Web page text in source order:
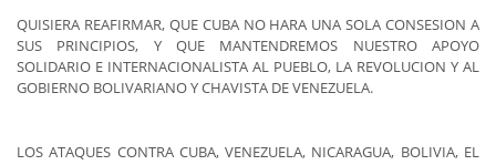
QUISIERA REAFIRMAR, QUE CUBA NO HARA UNA SOLA CONSESION A
SUS PRINCIPIOS, Y QUE MANTENDREMOS NUESTRO APOYO
SOLIDARIO E INTERNACIONALISTA AL PUEBLO, LA REVOLUCION Y AL
GOBIERNO BOLIVARIANO Y CHAVISTA DE VENEZUELA.
LOS ATAQUES CONTRA CUBA, VENEZUELA, NICARAGUA, BOLIVIA, EL